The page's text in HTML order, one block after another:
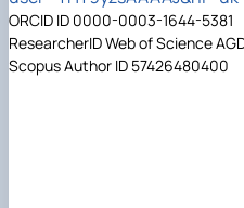
ORCID ID 0000-0003-1644-5381
ResearcherID Web of Science
Scopus Author ID 57426480400